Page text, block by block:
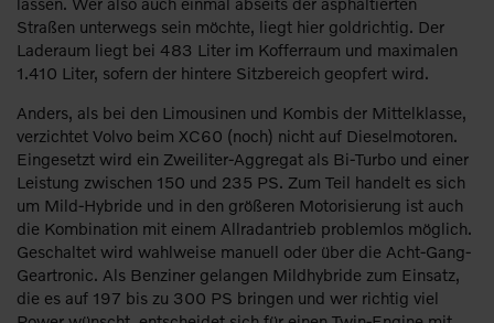
Straßen unterwegs sein möchte, liegt hier goldrichtig. Der
Laderaum liegt bei 483 Liter im Kofferraum und maximalen
1.410 Liter, sofern der hintere Sitzbereich geopfert wird.
Anders, als bei den Limousinen und Kombis der Mittelklasse,
verzichtet Volvo beim XC60 (noch) nicht auf Dieselmotoren.
Eingesetzt wird ein Zweiliter-Aggregat als Bi-Turbo und einer
Leistung zwischen 150 und 235 PS. Zum Teil handelt es sich
um Mild-Hybride und in den größeren Motorisierung ist auch
die Kombination mit einem Allradantrieb problemlos möglich.
Geschaltet wird wahlweise manuell oder über die Acht-Gang-
Geartronic. Als Benziner gelangen Mildhybride zum Einsatz,
die es auf 197 bis zu 300 PS bringen und wer richtig viel